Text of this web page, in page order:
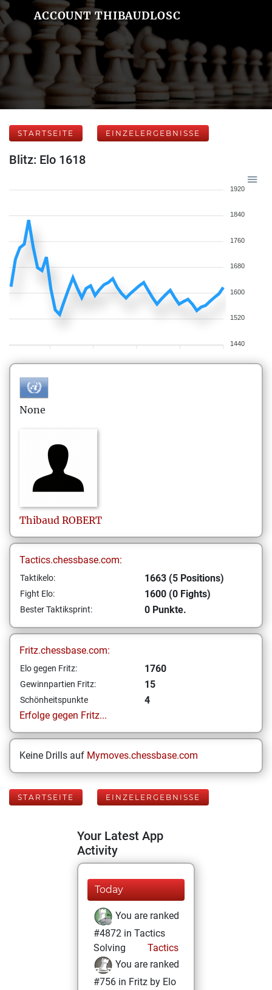
ACCOUNT THIBAUDLOSC
STARTSEITE EINZELERGEBNISSE
Blitz: Elo 1618
1920
1840
1760
1680
1600
1520
1440
None
Thibaud ROBERT
Tactics.chessbase.com:
Taktikelo: 1663 (5 Positions)
Fight Elo: 1600 (0 Fights)
Bester Taktiksprint: 0 Punkte.
Fritz.chessbase.com:
Elo gegen Fritz: 1760
Gewinnpartien Fritz: 15
Schönheitspunkte
4
Erfolge gegen Fritz...
Keine Drills auf Mymoves.chessbase.com
STARTSEITE EINZELERGEBNISSE
Your Latest App
Activity
Today
You are ranked
#4872 in Tactics
Solving
Tactics
You are ranked
#756 in Fritz by Elo